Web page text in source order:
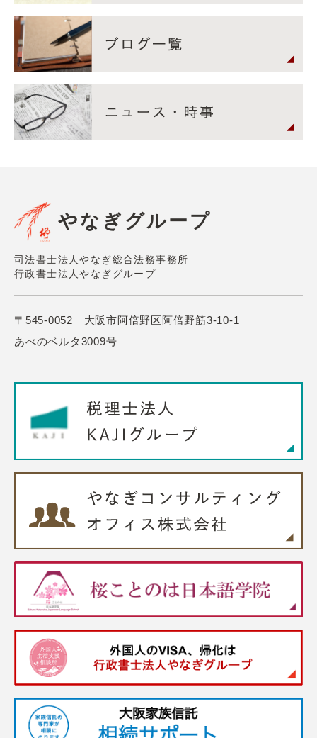
やなぎグループ
司法書士法人やなぎ総合法務事務所
行政書士法人やなぎグループ
〒545-0052 大阪市阿倍野区阿倍野筋3-10-1
あべのベルタ3009号